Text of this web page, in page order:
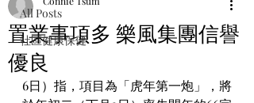
All Posts
社區健康保健
置業事項多 樂風集團信譽
優良
6日）指，項目為「虎年第一炮」，將